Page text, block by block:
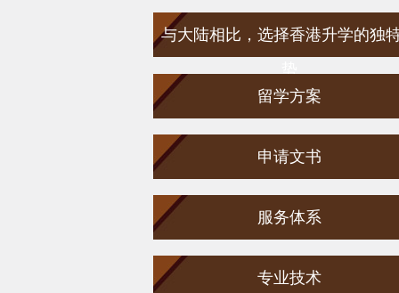
与大陆相比，选择香港升学的独
留学方案
申请文书
服务体系
专业技术